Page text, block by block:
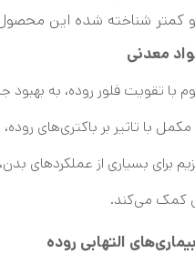
و کمتر شناخته شده این
معدنی
با تقویت فلور روده، به
مکمل با تاثیر بر باکتری‌های
برای بسیاری از عملکردهای
کمک می‌کند.
التهابی روده